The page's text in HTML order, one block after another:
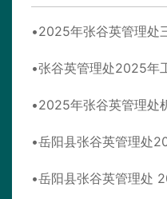
2025年张谷英管理处
张谷英管理处2025年
2025年张谷英管理处